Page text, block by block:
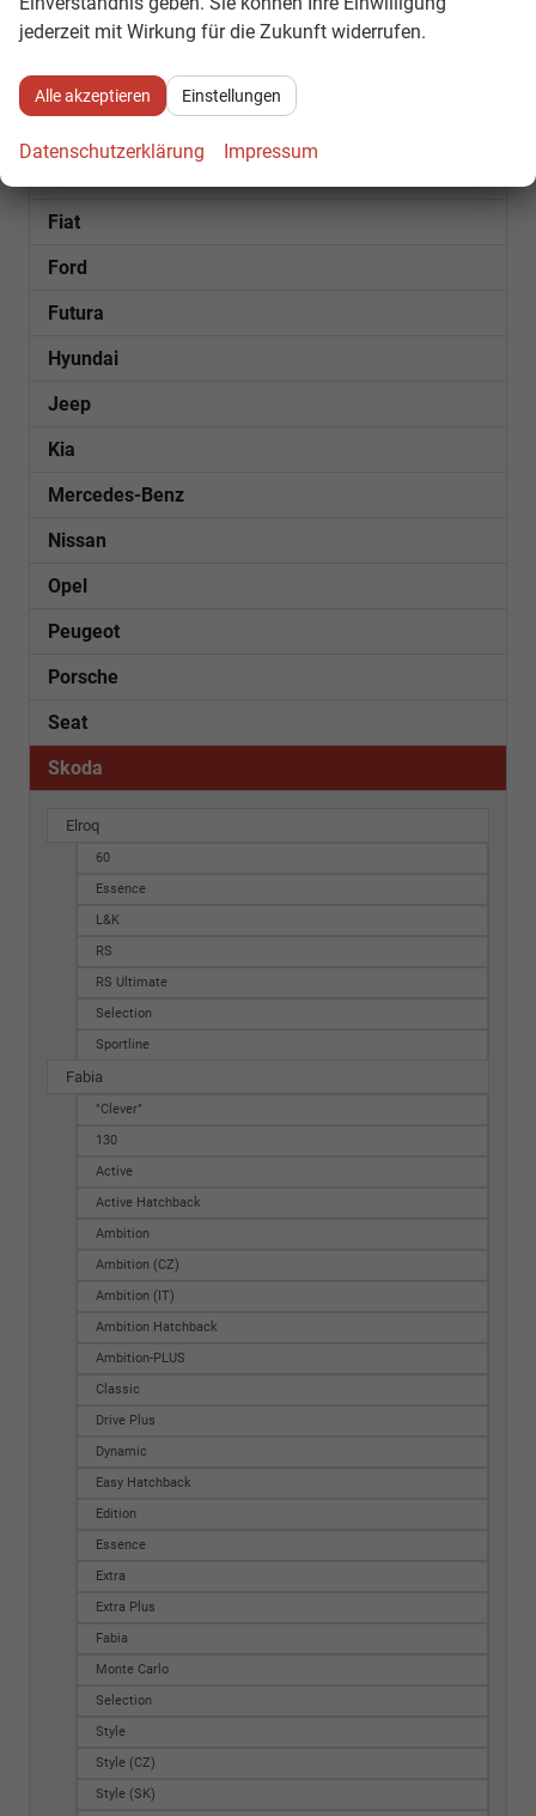
Bentley
Citroën
Fiat
Ford
Futura
Hyundai
Jeep
Kia
Mercedes-Benz
Nissan
Opel
Peugeot
Porsche
Seat
Skoda
Elroq
60
Essence
L&K
RS
RS Ultimate
Selection
Sportline
Fabia
"Clever"
130
Active
Active Hatchback
Ambition
Ambition (CZ)
Ambition (IT)
Ambition Hatchback
Ambition-PLUS
Classic
Drive Plus
Dynamic
Easy Hatchback
Edition
Essence
Extra
Extra Plus
Fabia
Monte Carlo
Selection
Style
Style (CZ)
Style (SK)
jederzeit mit Wirkung für die Zukunft widerrufen.
Alle akzeptieren Einstellungen
Datenschutzerklärung Impressum